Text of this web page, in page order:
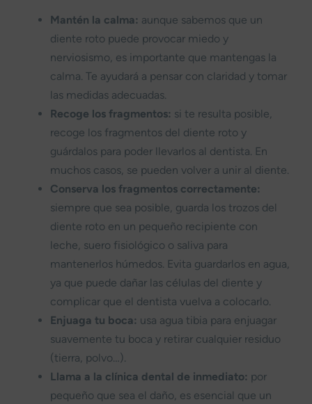
Mantén la calma: aunque sabemos que un
diente roto puede provocar miedo y
nerviosismo, es importante que mantengas la
calma. Te ayudará a pensar con claridad y tomar
las medidas adecuadas.
Recoge los fragmentos: si te resulta posible,
recoge los fragmentos del diente roto y
guárdalos para poder llevarlos al dentista. En
muchos casos, se pueden volver a unir al diente.
Conserva los fragmentos correctamente:
siempre que sea posible, guarda los trozos del
diente roto en un pequeño recipiente con
leche, suero fisiológico o saliva para
mantenerlos húmedos. Evita guardarlos en agua,
ya que puede dañar las células del diente y
complicar que el dentista vuelva a colocarlo.
Enjuaga tu boca: usa agua tibia para enjuagar
suavemente tu boca y retirar cualquier residuo
(tierra, polvo…).
Llama a la clínica dental de inmediato: por
pequeño que sea el daño, es esencial que un